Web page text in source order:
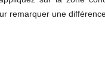
remarquer une